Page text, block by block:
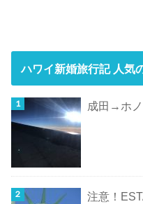
ハワイ新婚旅行記 人気
成田→ホ
注意！